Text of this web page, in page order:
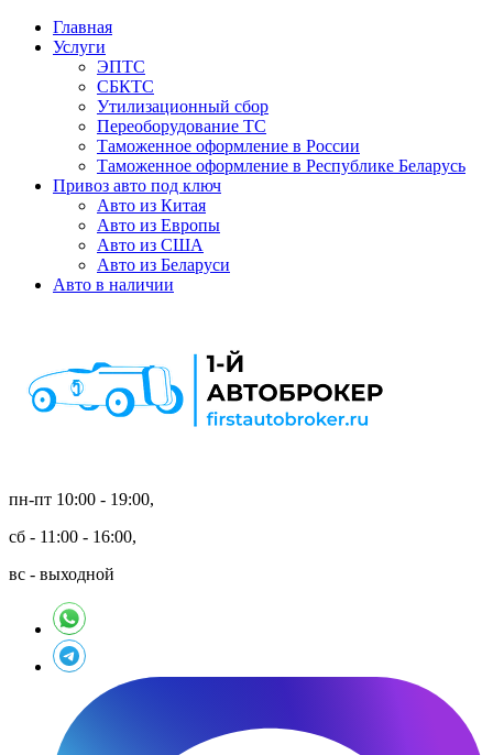
Главная
Услуги
ЭПТС
СБКТС
Утилизационный сбор
Переоборудование ТС
Таможенное оформление в России
Таможенное оформление в Республике Беларусь
Привоз авто под ключ
Авто из Китая
Авто из Европы
Авто из США
Авто из Беларуси
Авто в наличии
пн-пт 10:00 - 19:00,
сб - 11:00 - 16:00,
вс - выходной